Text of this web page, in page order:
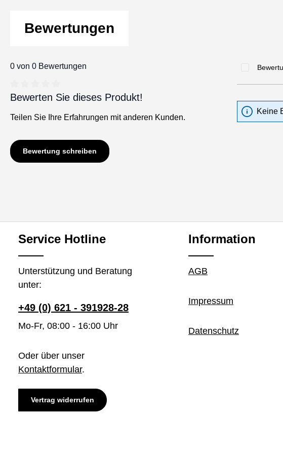
Bewertungen
0 von 0 Bewertungen
Durchschnittliche Bewertung von 0 von 5 Sternen
Bewerten Sie dieses Produkt!
Teilen Sie Ihre Erfahrungen mit anderen Kunden.
Bewertung schreiben
Keine
Service Hotline
Unterstützung und Beratung
unter:
+49 (0) 621 - 391928-28
Mo-Fr, 08:00 - 16:00 Uhr
Oder über unser
Kontaktformular.
Vertrag widerrufen
Information
AGB
Impressum
Datenschutz